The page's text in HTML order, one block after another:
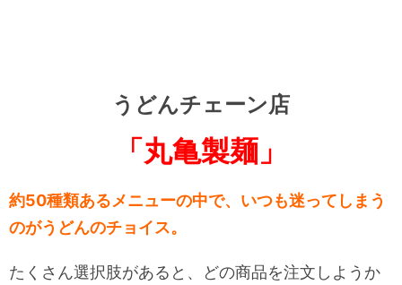
うどんチェーン店
「丸亀製麺」
約50種類あるメニューの中で、いつも迷ってしまう
のがうどんのチョイス。
たくさん選択肢があると、どの商品を注文しようか